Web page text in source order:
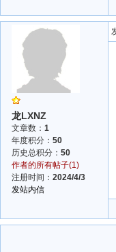
龙LXNZ
文章数： 1
年度积分： 50
历史总积分： 50
作者的所有帖子(1)
注册时间： 2024/4/3
发站内信